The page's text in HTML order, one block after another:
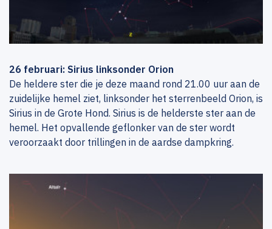
26 februari: Sirius linksonder Orion
De heldere ster die je deze maand rond 21.00 uur aan de
zuidelijke hemel ziet, linksonder het sterrenbeeld Orion, is
Sirius in de Grote Hond. Sirius is de helderste ster aan de
hemel. Het opvallende geflonker van de ster wordt
veroorzaakt door trillingen in de aardse dampkring.